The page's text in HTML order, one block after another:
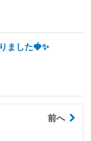
ました🍓✨
前へ